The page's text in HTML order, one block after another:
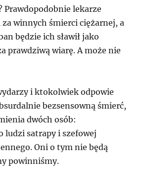
Prawdopodobnie lekarze
winnych śmierci ciężarnej, a
będzie ich sławił jako
prawdziwą wiarę. A może nie
i ktokolwiek odpowie
bezsensowną śmierć,
dwóch osób:
ludzi satrapy i szefowej
Oni o tym nie będą
powinniśmy.